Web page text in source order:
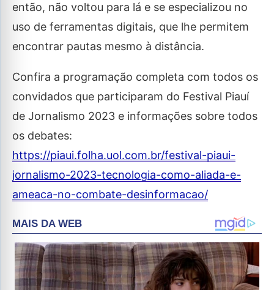
então, não voltou para lá e se especializou no
uso de ferramentas digitais, que lhe permitem
encontrar pautas mesmo à distância.
Confira a programação completa com todos os
convidados que participaram do Festival Piauí
de Jornalismo 2023 e informações sobre todos
os debates:
https://piaui.folha.uol.com.br/festival-piaui-
jornalismo-2023-tecnologia-como-aliada-e-
ameaca-no-combate-desinformacao/